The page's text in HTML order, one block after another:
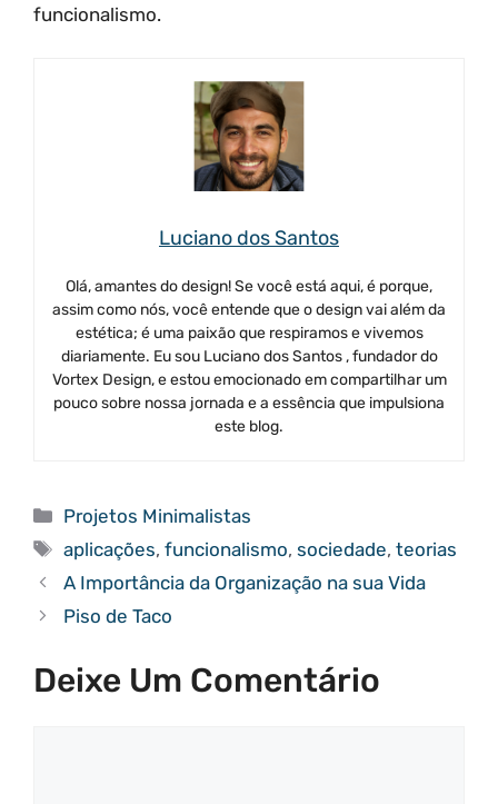
funcionalismo.
Luciano dos Santos
Olá, amantes do design! Se você está aqui, é porque,
assim como nós, você entende que o design vai além da
estética; é uma paixão que respiramos e vivemos
diariamente. Eu sou Luciano dos Santos , fundador do
Vortex Design, e estou emocionado em compartilhar um
pouco sobre nossa jornada e a essência que impulsiona
este blog.
Categorias
Projetos Minimalistas
Tags
aplicações,funcionalismo,sociedade,teorias
A Importância da Organização na sua Vida
Piso de Taco
Deixe Um Comentário